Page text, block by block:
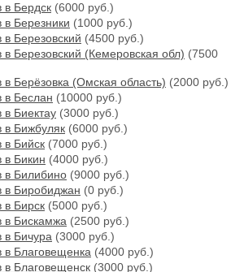
в Бердск (6000 руб.)
в Березники (1000 руб.)
в Березовский (4500 руб.)
в Березовский (Кемеровская обл) (7500
в Берёзовка (Омская область) (2000 руб.)
в Беслан (10000 руб.)
в Биектау (3000 руб.)
в Бижбуляк (6000 руб.)
в Бийск (7000 руб.)
в Бикин (4000 руб.)
в Билибино (9000 руб.)
в Биробиджан (0 руб.)
в Бирск (5000 руб.)
в Бискамжа (2500 руб.)
в Бичура (3000 руб.)
в Благовещенка (4000 руб.)
в Благовещенск (3000 руб.)